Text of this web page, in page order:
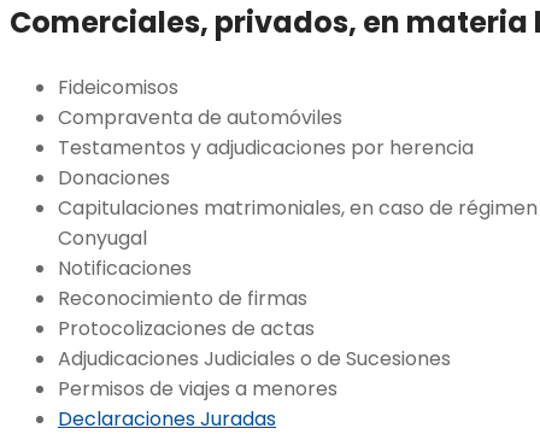
Comerciales, privados, en
Fideicomisos
Compraventa de automóviles
Testamentos y adjudicaciones por herencia
Donaciones
Capitulaciones matrimoniales, en caso de
Conyugal
Notificaciones
Reconocimiento de firmas
Protocolizaciones de actas
Adjudicaciones Judiciales o de Sucesiones
Permisos de viajes a menores
Declaraciones Juradas